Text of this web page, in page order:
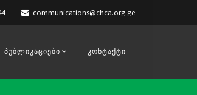
communications@chca.org.ge
ᲞᲣᲑᲚᲘᲙᲐᲪᲘᲔᲑᲘ ᲙᲝᲜᲢᲐᲥᲢᲘ